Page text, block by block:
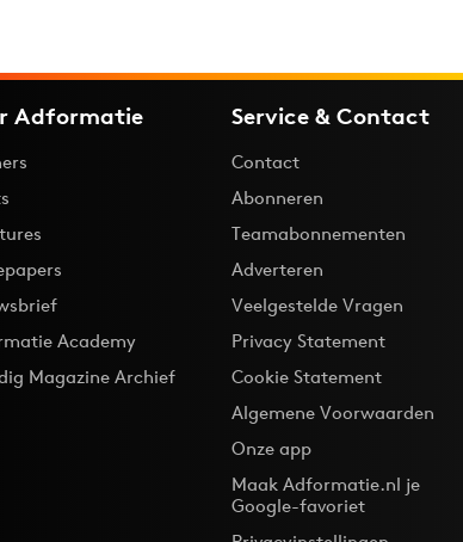
Adformatie
Academy
Magazine Archief
Service & Contact
Contact
Abonneren
Teamabonnementen
Adverteren
Veelgestelde Vragen
Privacy Statement
Cookie Statement
Algemene Voorwaarden
Onze app
Maak Adformatie.nl je
Google-favoriet